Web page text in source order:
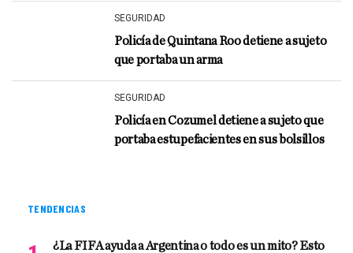
SEGURIDAD
Policía de Quintana Roo detiene a sujeto
que portaba un arma
SEGURIDAD
Policía en Cozumel detiene a sujeto que
portaba estupefacientes en sus bolsillos
TENDENCIAS
¿La FIFA ayuda a Argentina o todo es un mito? Esto